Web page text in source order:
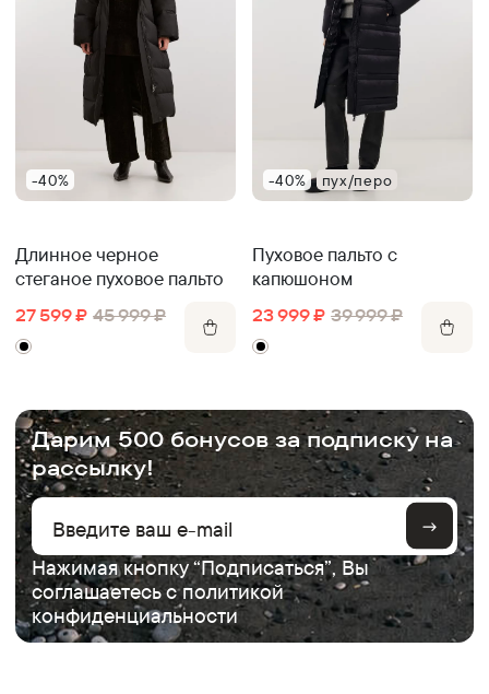
-40%
Длинное черное
стеганое пуховое пальто
27 599 ₽ 45 999 ₽
-40% пух/перо
Пуховое пальто с
капюшоном
23 999 ₽ 39 999 ₽
Дарим 500 бонусов за подписку на
рассылку!
Нажимая кнопку “Подписаться”, Вы
соглашаетесь сполитикой
конфиденциальности